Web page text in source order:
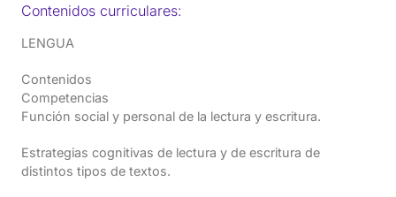
Contenidos curriculares:
LENGUA
Contenidos
Competencias
Función social y personal de la lectura y escritura.
Estrategias cognitivas de lectura y de escritura de
distintos tipos de textos.